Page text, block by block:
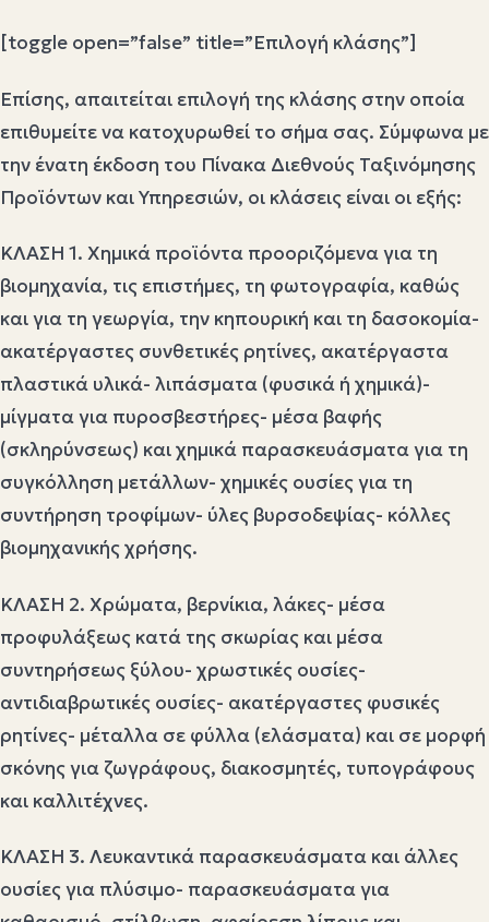
[toggle open=”false” title=”Επιλογή κλάσης”]
Επίσης, απαιτείται επιλογή της κλάσης στην οποία
επιθυμείτε να κατοχυρωθεί το σήμα σας. Σύμφωνα με
την ένατη έκδοση του Πίνακα Διεθνούς Ταξινόμησης
Προϊόντων και Υπηρεσιών, οι κλάσεις είναι οι εξής:
ΚΛΑΣΗ 1. Χημικά προϊόντα προοριζόμενα για τη
βιομηχανία, τις επιστήμες, τη φωτογραφία, καθώς
και για τη γεωργία, την κηπουρική και τη δασοκομία-
ακατέργαστες συνθετικές ρητίνες, ακατέργαστα
πλαστικά υλικά- λιπάσματα (φυσικά ή χημικά)-
μίγματα για πυροσβεστήρες- μέσα βαφής
(σκληρύνσεως) και χημικά παρασκευάσματα για τη
συγκόλληση μετάλλων- χημικές ουσίες για τη
συντήρηση τροφίμων- ύλες βυρσοδεψίας- κόλλες
βιομηχανικής χρήσης.
ΚΛΑΣΗ 2. Χρώματα, βερνίκια, λάκες- μέσα
προφυλάξεως κατά της σκωρίας και μέσα
συντηρήσεως ξύλου- χρωστικές ουσίες-
αντιδιαβρωτικές ουσίες- ακατέργαστες φυσικές
ρητίνες- μέταλλα σε φύλλα (ελάσματα) και σε μορφή
σκόνης για ζωγράφους, διακοσμητές, τυπογράφους
και καλλιτέχνες.
ΚΛΑΣΗ 3. Λευκαντικά παρασκευάσματα και άλλες
ουσίες για πλύσιμο- παρασκευάσματα για